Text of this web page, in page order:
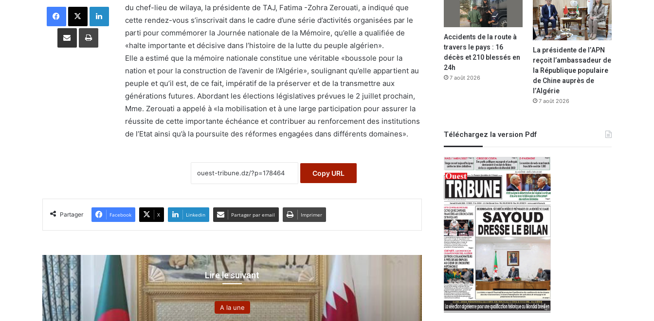
du chef-lieu de wilaya, la présidente de TAJ, Fatima -Zohra Zerouati, a indiqué que
cette rendez-vous s’inscrivait dans le cadre d’une série d’activités organisées par le
parti pour commémorer la Journée nationale de la Mémoire, qu’elle a qualifiée de
«halte importante et décisive dans l’histoire de la lutte du peuple algérien».
Elle a estimé que la mémoire nationale constitue une véritable «boussole pour la
nation et pour la construction de l’avenir de l’Algérie», soulignant qu’elle appartient au
peuple et qu’il est, de ce fait, impératif de la préserver et de la transmettre aux
générations futures. Abordant les élections législatives prévues le 2 juillet prochain,
Mme. Zerouati a appelé à «la mobilisation et à une large participation pour assurer la
réussite de cette importante échéance et contribuer au renforcement des institutions
de l’Etat ainsi qu’à la poursuite des réformes engagées dans différents domaines».
Copy URL
Facebook X Linkedin
Partager par email Imprimer
Partager Facebook X Linkedin Partager par email Imprimer
Lire le suivant
A la une
Accidents de la route à
travers le pays : 16
décès et 210 blessés en
24h
7 août 2026
La présidente de l’APN
reçoit l’ambassadeur de
la République populaire
de Chine auprès de
l’Algérie
7 août 2026
Téléchargez la version Pdf